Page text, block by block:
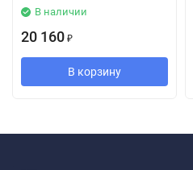
В наличии
20 160 ₽
В корзину